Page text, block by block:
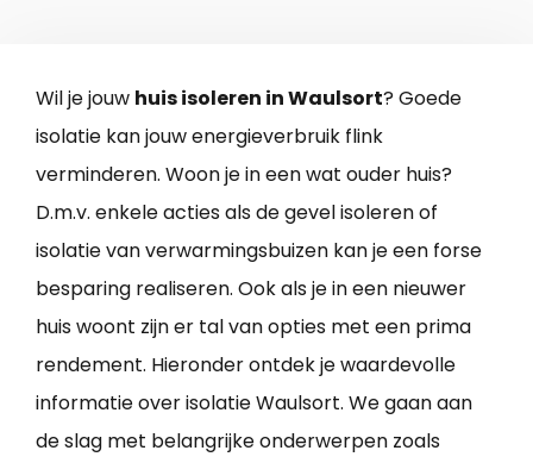
Wil je jouw huis isoleren in Waulsort? Goede
isolatie kan jouw energieverbruik flink
verminderen. Woon je in een wat ouder huis?
D.m.v. enkele acties als de gevel isoleren of
isolatie van verwarmingsbuizen kan je een forse
besparing realiseren. Ook als je in een nieuwer
huis woont zijn er tal van opties met een prima
rendement. Hieronder ontdek je waardevolle
informatie over isolatie Waulsort. We gaan aan
de slag met belangrijke onderwerpen zoals